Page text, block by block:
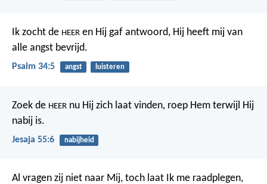
Ik zocht de HEER en Hij gaf antwoord, Hij heeft mij van
alle angst bevrijd.
Psalm 34:5 angst luisteren
Zoek de HEER nu Hij zich laat vinden, roep Hem terwijl Hij
nabij is.
Jesaja 55:6 nabijheid
Al vragen zij niet naar Mij, toch laat Ik me raadplegen,